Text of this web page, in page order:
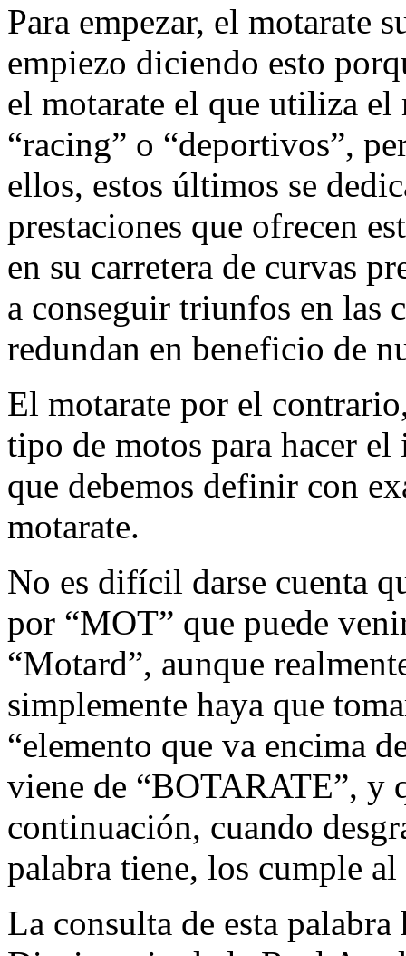
Para empezar, el motarate
empiezo diciendo esto
el motarate el que utiliza
“racing” o “deportivos”,
ellos, estos últimos se
prestaciones que ofrecen
en su carretera de curvas
a conseguir triunfos en las
redundan en beneficio de
El motarate por el
tipo de motos para hacer
que debemos definir con
motarate.
No es difícil darse cuenta
por “MOT” que puede
“Motard”, aunque
simplemente haya que
“elemento que va encima
viene de “BOTARATE”, y
continuación, cuando
palabra tiene, los cumple
La consulta de esta